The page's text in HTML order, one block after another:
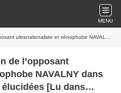
MENU
NAVALNY dans des circonstances non élucidées [Lu dans l’Humanité]
de l’opposant
NAVALNY dans
[Lu dans